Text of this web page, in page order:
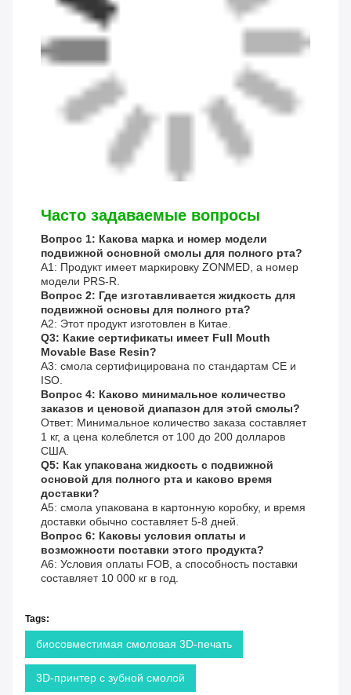
Часто задаваемые вопросы
Вопрос 1: Какова марка и номер модели
подвижной основной смолы для полного рта?
A1: Продукт имеет маркировку ZONMED, а номер
модели PRS-R.
Вопрос 2: Где изготавливается жидкость для
подвижной основы для полного рта?
A2: Этот продукт изготовлен в Китае.
Q3: Какие сертификаты имеет Full Mouth
Movable Base Resin?
A3: смола сертифицирована по стандартам CE и
ISO.
Вопрос 4: Каково минимальное количество
заказов и ценовой диапазон для этой смолы?
Ответ: Минимальное количество заказа составляет
1 кг, а цена колеблется от 100 до 200 долларов
США.
Q5: Как упакована жидкость с подвижной
основой для полного рта и каково время
доставки?
A5: смола упакована в картонную коробку, и время
доставки обычно составляет 5-8 дней.
Вопрос 6: Каковы условия оплаты и
возможности поставки этого продукта?
A6: Условия оплаты FOB, а способность поставки
составляет 10 000 кг в год.
Tags:
биосовместимая смоловая 3D-печать
3D-принтер с зубной смолой